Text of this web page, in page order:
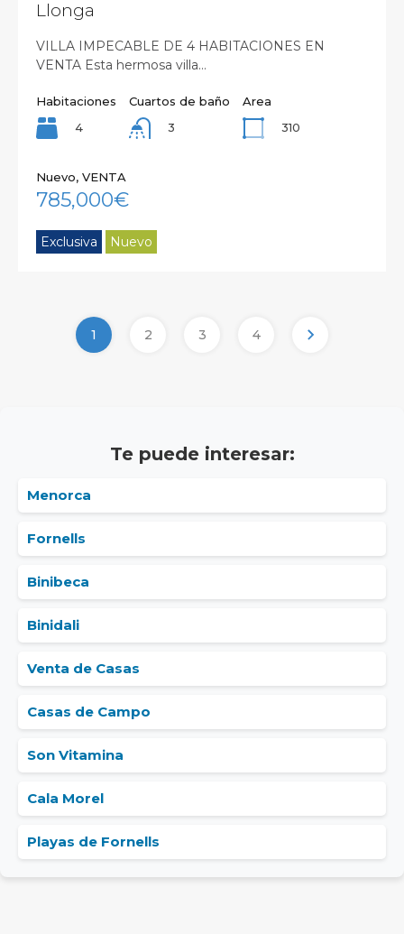
Llonga
VILLA IMPECABLE DE 4 HABITACIONES EN
VENTA Esta hermosa villa…
Habitaciones
4
Cuartos de baño
3
Area
310
Nuevo, VENTA
785,000€
Exclusiva Nuevo
1 2 3 4
Te puede interesar:
Menorca
Fornells
Binibeca
Binidali
Venta de Casas
Casas de Campo
Son Vitamina
Cala Morel
Playas de Fornells